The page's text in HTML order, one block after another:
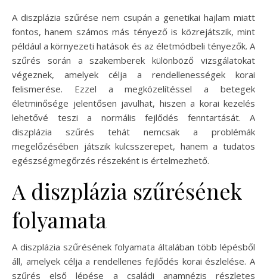
A diszplázia szűrése nem csupán a genetikai hajlam miatt
fontos, hanem számos más tényező is közrejátszik, mint
például a környezeti hatások és az életmódbeli tényezők. A
szűrés során a szakemberek különböző vizsgálatokat
végeznek, amelyek célja a rendellenességek korai
felismerése. Ezzel a megközelítéssel a betegek
életminősége jelentősen javulhat, hiszen a korai kezelés
lehetővé teszi a normális fejlődés fenntartását. A
diszplázia szűrés tehát nemcsak a problémák
megelőzésében játszik kulcsszerepet, hanem a tudatos
egészségmegőrzés részeként is értelmezhető.
A diszplázia szűrésének
folyamata
A diszplázia szűrésének folyamata általában több lépésből
áll, amelyek célja a rendellenes fejlődés korai észlelése. A
szűrés első lépése a családi anamnézis részletes